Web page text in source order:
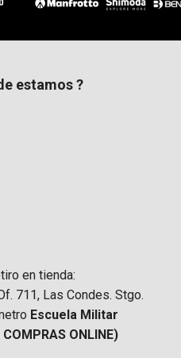
estamos ?
en tienda:
711, Las Condes. Stgo.
Escuela Militar
ONLINE)